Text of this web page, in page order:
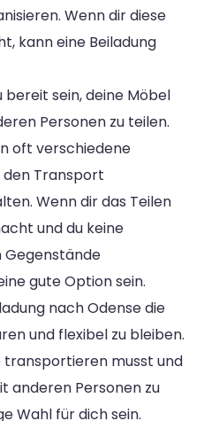
Wenn dir diese
kann eine Beiladung
bereit sein, deine Möbel
Personen zu teilen.
oft verschiedene
den Transport
Wenn dir das Teilen
und du keine
Gegenstände
gute Option sein.
nach Odense die
und flexibel zu bleiben.
transportieren musst und
anderen Personen zu
Wahl für dich sein.